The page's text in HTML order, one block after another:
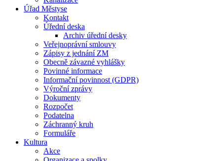
Úřad Městyse
Kontakt
Úřední deska
Archiv úřední desky
Veřejnoprávní smlouvy
Zápisy z jednání ZM
Obecně závazné vyhlášky
Povinné informace
Informační povinnost (GDPR)
Výroční zprávy
Dokumenty
Rozpočet
Podatelna
Záchranný kruh
Formuláře
Kultura
Akce